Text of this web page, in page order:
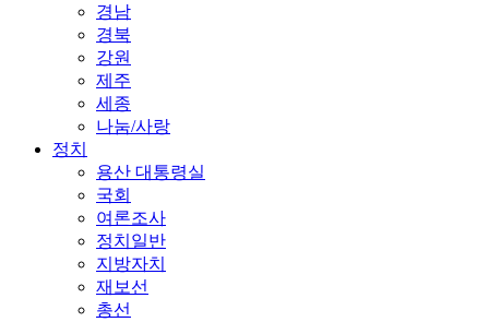
경남
경북
강원
제주
세종
나눔/사랑
정치
용산 대통령실
국회
여론조사
정치일반
지방자치
재보선
총선